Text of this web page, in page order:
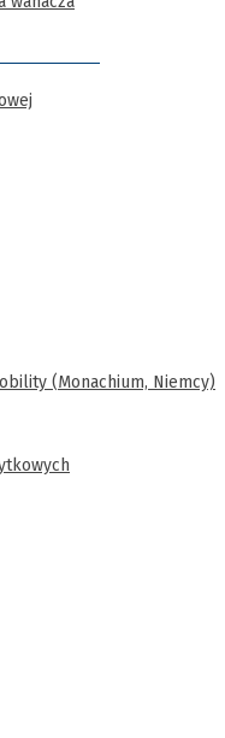
(Monachium, Niemcy)